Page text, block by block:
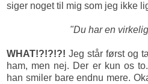
siger noget til mig som jeg ikke
"Du har en
WHAT!?!?!?! Jeg står først og
ham, men nej. Der er kun os
han smiler bare endnu mere.